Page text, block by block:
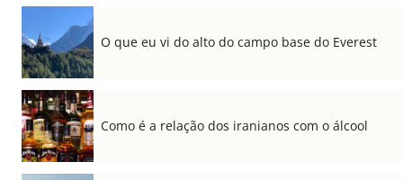
O que eu vi do alto do campo base do Everest
Como é a relação dos iranianos com o álcool